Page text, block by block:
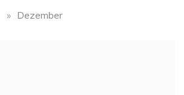
» Dezember